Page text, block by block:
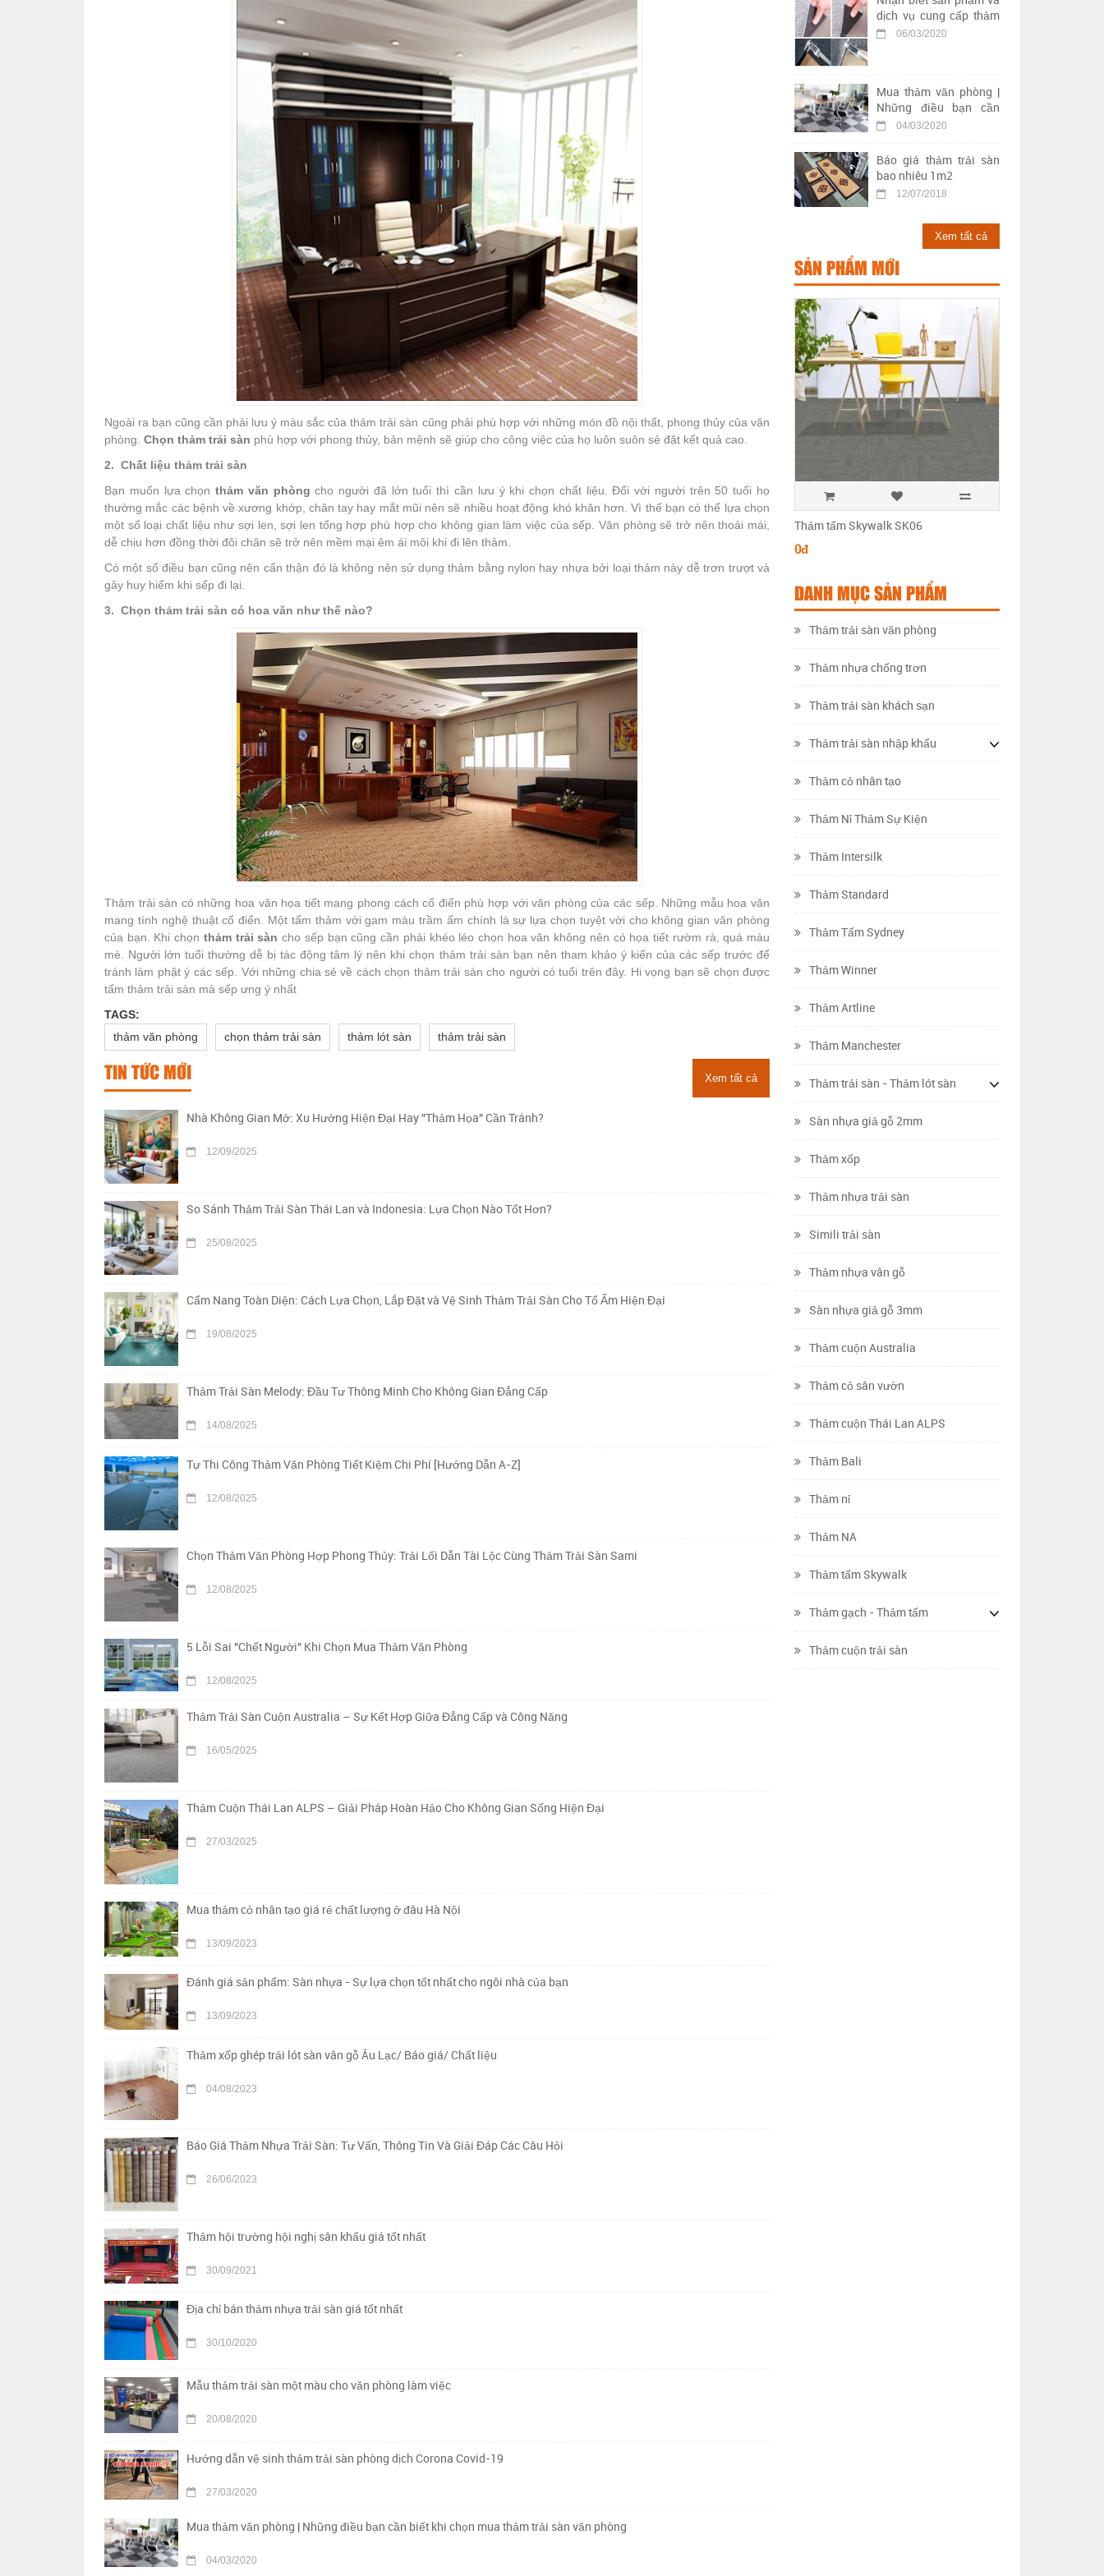
Ngoài ra bạn cũng cần phải lưu ý màu sắc của thảm trải sàn cũng phải phù hợp với những món đồ nội thất, phong thủy của văn
phòng. Chọn thảm trải sàn phù hợp với phong thủy, bản mệnh sẽ giúp cho công việc của họ luôn suôn sẻ đặt kết quả cao.
2. Chất liệu thảm trải sàn
Bạn muốn lựa chọnthảm văn phòng cho người đã lớn tuổi thì cần lưu ý khi chọn chất liệu. Đối với người trên 50 tuổi họ
thường mắc các bệnh về xương khớp, chân tay hay mắt mũi nên sẽ nhiều hoạt động khó khăn hơn. Vì thế bạn có thể lựa chọn
một số loại chất liệu như sợi len, sợi len tổng hợp phù hợp cho không gian làm việc của sếp. Văn phòng sẽ trở nên thoải mái,
dễ chịu hơn đồng thời đôi chân sẽ trở nên mềm mại êm ái môi khi đi lên thảm.
Có một số điều bạn cũng nên cẩn thận đó là không nên sử dụng thảm bằng nylon hay nhựa bởi loại thảm này dễ trơn trượt và
gây huy hiểm khi sếp đi lại.
3. Chọn thảm trải sàn có hoa văn như thế nào?
Thảm trải sàn có những hoa văn họa tiết mang phong cách cổ điển phù hợp với văn phòng của các sếp. Những mẫu hoa văn
mang tính nghệ thuật cổ điển. Một tấm thảm với gam màu trầm ấm chính là sự lựa chọn tuyệt vời cho không gian văn phòng
của bạn. Khi chọn thảm trải sàn cho sếp bạn cũng cần phải khéo léo chọn hoa văn không nên có họa tiết rườm rà, quá màu
mè. Người lớn tuổi thường dễ bị tác động tâm lý nên khi chọn thảm trải sàn bạn nên tham khảo ý kiến của các sếp trước để
tránh làm phật ý các sếp. Với những chia sẻ về cách chọn thảm trải sàn cho người có tuổi trên đây. Hi vọng bạn sẽ chọn được
tấm thảm trải sàn mà sếp ưng ý nhất
TAGS:
thảm văn phòng
chọn thảm trải sàn thảm lót sàn thảm trải sàn
TIN TỨC MỚI Xem tất cả
Nhà Không Gian Mở: Xu Hướng Hiện Đại Hay "Thảm Họa" Cần Tránh?
12/09/2025
So Sánh Thảm Trải Sàn Thái Lan và Indonesia: Lựa Chọn Nào Tốt Hơn?
25/08/2025
Cẩm Nang Toàn Diện: Cách Lựa Chọn, Lắp Đặt và Vệ Sinh Thảm Trải Sàn Cho Tổ Ấm Hiện Đại
19/08/2025
Thảm Trải Sàn Melody: Đầu Tư Thông Minh Cho Không Gian Đẳng Cấp
14/08/2025
Tự Thi Công Thảm Văn Phòng Tiết Kiệm Chi Phí [Hướng Dẫn A-Z]
12/08/2025
Chọn Thảm Văn Phòng Hợp Phong Thủy: Trải Lối Dẫn Tài Lộc Cùng Thảm Trải Sàn Sami
12/08/2025
5 Lỗi Sai "Chết Người" Khi Chọn Mua Thảm Văn Phòng
12/08/2025
Thảm Trải Sàn Cuộn Australia – Sự Kết Hợp Giữa Đẳng Cấp và Công Năng
16/05/2025
Thảm Cuộn Thái Lan ALPS – Giải Pháp Hoàn Hảo Cho Không Gian Sống Hiện Đại
27/03/2025
Mua thảm cỏ nhân tạo giá rẻ chất lượng ở đâu Hà Nội
13/09/2023
Đánh giá sản phẩm: Sàn nhựa - Sự lựa chọn tốt nhất cho ngôi nhà của bạn
13/09/2023
Thảm xốp ghép trải lót sàn vân gỗ Âu Lạc/ Báo giá/ Chất liệu
04/08/2023
Báo Giá Thảm Nhựa Trải Sàn: Tư Vấn, Thông Tin Và Giải Đáp Các Câu Hỏi
26/06/2023
Thảm hội trường hội nghị sân khấu giá tốt nhất
30/09/2021
Địa chỉ bán thảm nhựa trải sàn giá tốt nhất
30/10/2020
Mẫu thảm trải sàn một màu cho văn phòng làm việc
20/08/2020
Hướng dẫn vệ sinh thảm trải sàn phòng dịch Corona Covid-19
27/03/2020
Mua thảm văn phòng | Những điều bạn cần biết khi chọn mua thảm trải sàn văn phòng
04/03/2020
dịch vụ cung cấp thảm
trải sàn kém chất lượng
06/03/2020
Mua thảm văn phòng |
Những điều bạn cần
biết khi chọn mua thảm
04/03/2020
Báo giá thảm trải sàn
bao nhiêu 1m2
12/07/2018
Xem tất cả
SẢN PHẨM MỚI
Thảm tấm Skywalk SK06
0đ
DANH MỤC SẢN PHẨM
Thảm trải sàn văn phòng
Thảm nhựa chống trơn
Thảm trải sàn khách sạn
Thảm trải sàn nhập khẩu
Thảm cỏ nhân tạo
Thảm Nỉ Thảm Sự Kiện
Thảm Intersilk
Thảm Standard
Thảm Tấm Sydney
Thảm Winner
Thảm Artline
Thảm Manchester
Thảm trải sàn - Thảm lót sàn
Sàn nhựa giả gỗ 2mm
Thảm xốp
Thảm nhựa trải sàn
Simili trải sàn
Thảm nhựa vân gỗ
Sàn nhựa giả gỗ 3mm
Thảm cuộn Australia
Thảm cỏ sân vườn
Thảm cuộn Thái Lan ALPS
Thảm Bali
Thảm nỉ
Thảm NA
Thảm tấm Skywalk
Thảm gạch - Thảm tấm
Thảm cuộn trải sàn